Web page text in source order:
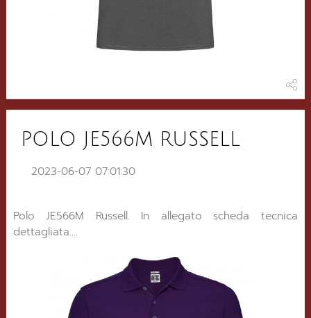
POLO JE566M RUSSELL
2023-06-07 07:01:30
Polo JE566M Russell. In allegato scheda tecnica
dettagliata....